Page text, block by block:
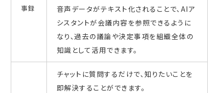
事録
音声データがテキスト化されることで、AIア
シスタントが会議内容を参照できるように
なり、過去の議論や決定事項を組織全体の
知識として活用できます。
チャットに質問するだけで、知りたいことを
即解決することができます。